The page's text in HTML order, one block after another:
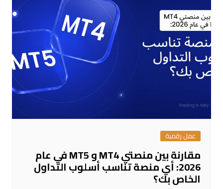
عمل رقمية
مقارنة بين منصتي MT4 و MT5 في عام
2026: أي منصة تناسب أسلوب التداول
الخاص بك؟